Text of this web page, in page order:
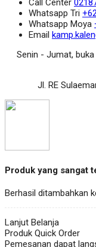
Call Center
Whatsapp Tri
Whatsapp Moya
Email
Senin - Jumat,
Jl. RE
Produk yang sangat
Berhasil ditambahkan
Lanjut Belanja
Produk Quick Order
Pemesanan dapat